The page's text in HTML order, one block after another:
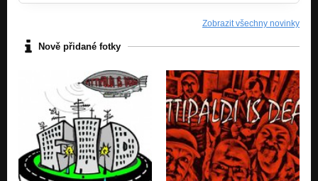
Zobrazit všechny novinky
Nově přidané fotky